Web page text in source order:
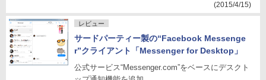
(2015/4/15)
レビュー
サードパーティー製の“Facebook Messenge
r”クライアント「Messenger for Desktop」
公式サービス“Messenger.com”をベースにデスクト